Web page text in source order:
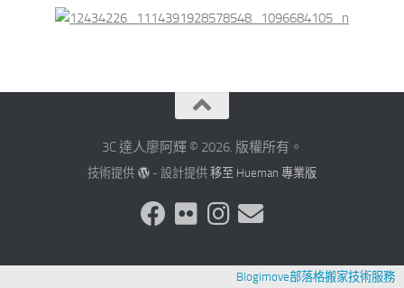
3C 達人廖阿輝 © 2026. 版權所有。
技術提供 - 設計提供 移至 Hueman 專業版
Blogimove部落格搬家技術服務